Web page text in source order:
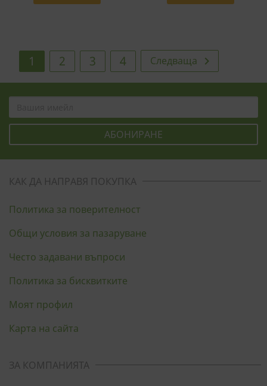
1 2 3 4 Следваща 
КАК ДА НАПРАВЯ ПОКУПКА
Политика за поверителност
Общи условия за пазаруване
Често задавани въпроси
Политика за бисквитките
Моят профил
Карта на сайта
ЗА КОМПАНИЯТА